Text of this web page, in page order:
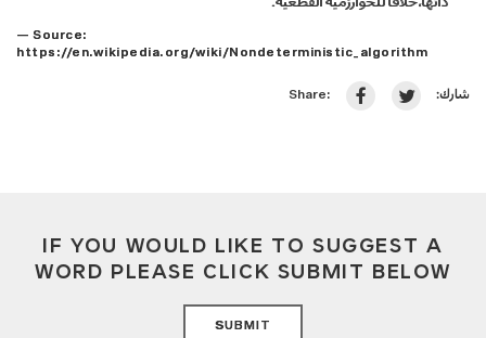
— Source:
https://en.wikipedia.org/wiki/Nondeterministic_algorithm
Share: شارك:
IF YOU WOULD LIKE TO SUGGEST A
WORD PLEASE CLICK SUBMIT BELOW
SUBMIT